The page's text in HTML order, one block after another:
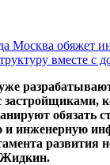
Москва обяжет
вместе с
застройщиками,
обязать
инженерную
развития